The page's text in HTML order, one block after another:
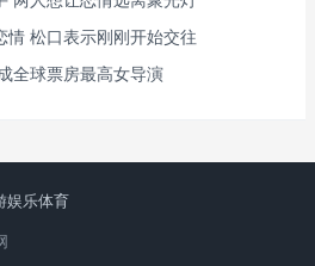
情 松口表示刚刚开始交往
全球票房最高女导演
娱乐体育